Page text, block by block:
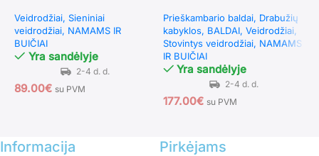
Veidrodžiai Sieniniai
veidrodžiai NAMAMS IR
BUIČIAI
Yra sandėlyje
89.00€ su PVM
(Riešuto)
Prieškambario baldai Drabužių
kabyklos BALDAI Veidrodžiai
Stovintys veidrodžiai NAMAMS
IR BUIČIAI
Yra sandėlyje
177.00€ su PVM
Informacija Pirkėjams